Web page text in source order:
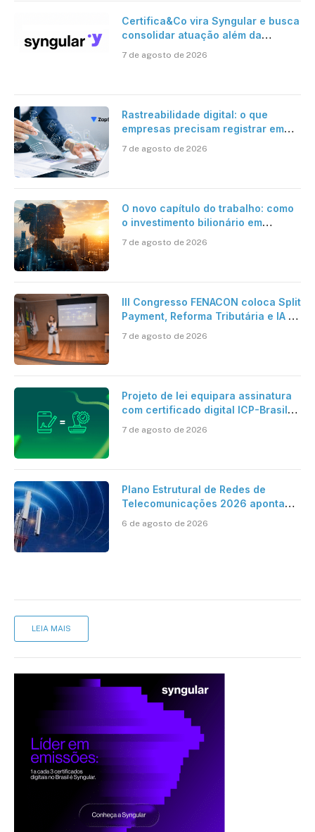
Certifica&Co vira Syngular e busca
consolidar atuação além da
7 de agosto de 2026
Rastreabilidade digital: o que
empresas precisam registrar em
7 de agosto de 2026
O novo capítulo do trabalho: como
o investimento bilionário em
verdadeira era da inteligência
7 de agosto de 2026
III Congresso FENACON coloca Split
Payment, Reforma Tributária e IA no
7 de agosto de 2026
Projeto de lei equipara assinatura
com certificado digital ICP-Brasil
cartório
7 de agosto de 2026
Plano Estrutural de Redes de
Telecomunicações 2026 aponta
mantém desafio
6 de agosto de 2026
LEIA MAIS